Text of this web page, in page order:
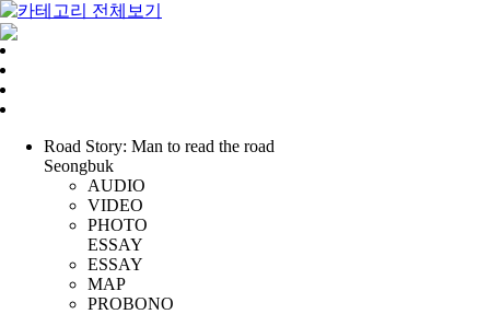
시골버스
서울 한양도성
제주
성북
북촌
Road Story: Man to read the road
Seongbuk
AUDIO
VIDEO
PHOTO
ESSAY
ESSAY
MAP
PROBONO